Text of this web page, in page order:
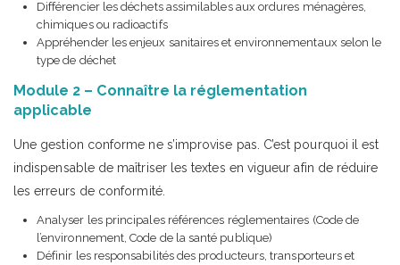
Différencier les déchets assimilables aux ordures ménagères,
chimiques ou radioactifs
Appréhender les enjeux sanitaires et environnementaux selon le
type de déchet
Module 2 – Connaître la réglementation
applicable
Une gestion conforme ne s’improvise pas. C’est pourquoi il est
indispensable de maîtriser les textes en vigueur afin de réduire
les erreurs de conformité.
Analyser les principales références réglementaires (Code de
l’environnement, Code de la santé publique)
Définir les responsabilités des producteurs, transporteurs et